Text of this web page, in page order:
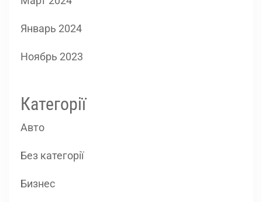
Январь 2024
Ноябрь 2023
Категорії
Авто
Без категорії
Бизнес